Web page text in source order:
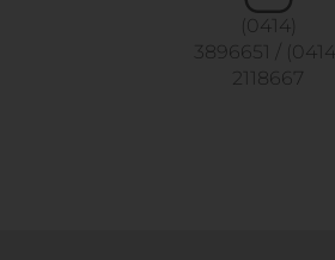
(0414)
3896651
(0414)
2118667